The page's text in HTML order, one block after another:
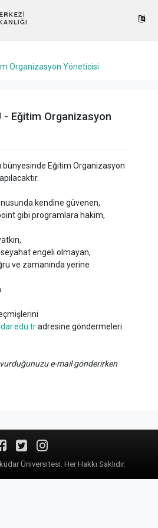
Organizasyon Yöneticisi
- Eğitim Organizasyon
bünyesinde Eğitim Organizasyon
kendine güvenen,
gibi programlara hakim,
seyahat engeli olmayan,
ve zamanında yerine
adresine göndermeleri
e-mail gönderirken
Üniversitesi. Her Hakkı Saklıdır.